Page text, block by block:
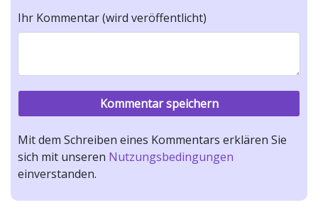
Ihr Kommentar (wird veröffentlicht)
Mit dem Schreiben eines Kommentars erklären Sie
sich mit unseren Nutzungsbedingungen
einverstanden.